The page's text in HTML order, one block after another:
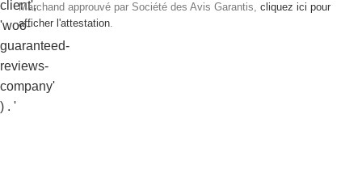
Marchand approuvé par Société des Avis Garantis, cliquez ici pour
afficher l'attestation.